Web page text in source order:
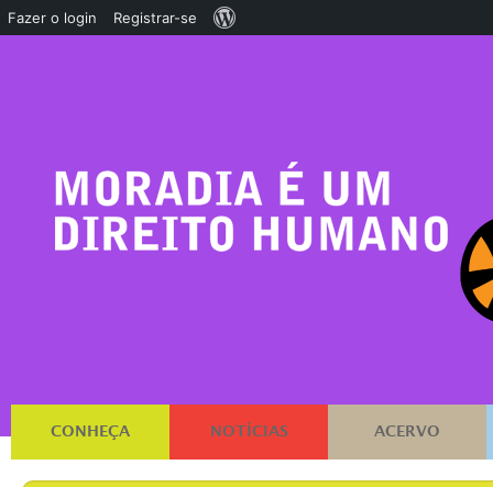
CONHEÇA NOTÍCIAS ACERVO
Fazer o login Registrar-se